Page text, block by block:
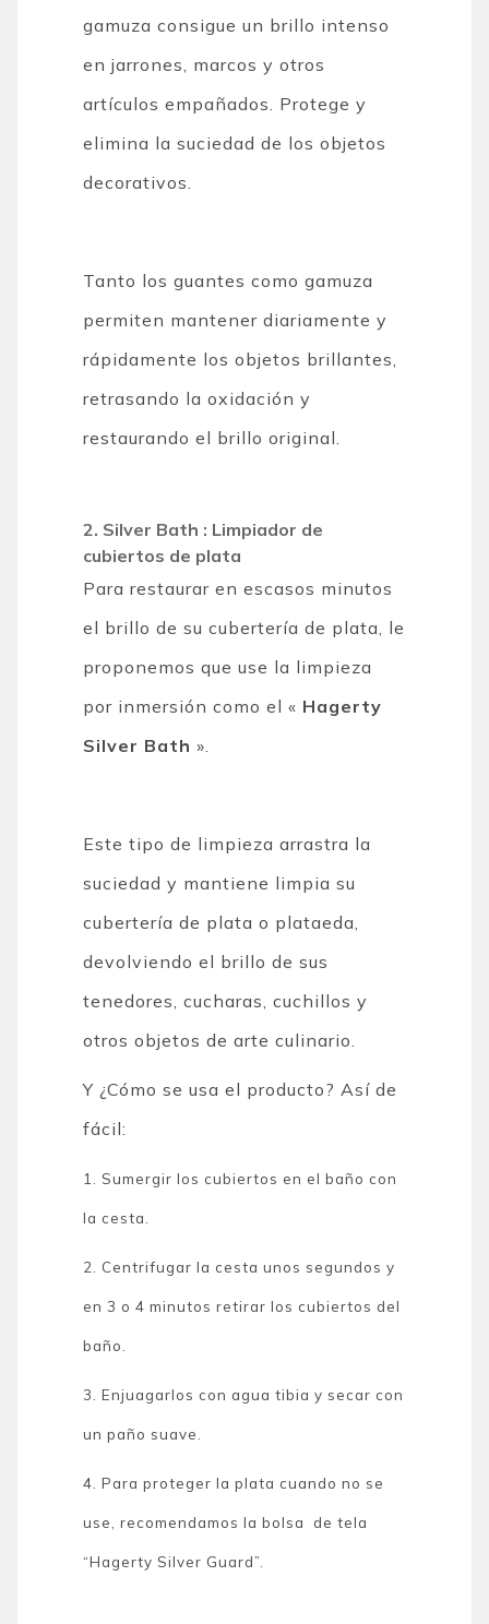
gamuza consigue un brillo intenso
en jarrones, marcos y otros
artículos empañados. Protege y
elimina la suciedad de los objetos
decorativos.
Tanto los guantes como gamuza
permiten mantener diariamente y
rápidamente los objetos brillantes,
retrasando la oxidación y
restaurando el brillo original.
2. Silver Bath : Limpiador de
cubiertos de plata
Para restaurar en escasos minutos
el brillo de su cubertería de plata, le
proponemos que use la limpieza
por inmersión como el « Hagerty
Silver Bath ».
Este tipo de limpieza arrastra la
suciedad y mantiene limpia su
cubertería de plata o plataeda,
devolviendo el brillo de sus
tenedores, cucharas, cuchillos y
otros objetos de arte culinario.
Y ¿Cómo se usa el producto? Así de
fácil:
1. Sumergir los cubiertos en el baño con
la cesta.
2. Centrifugar la cesta unos segundos y
en 3 o 4 minutos retirar los cubiertos del
baño.
3. Enjuagarlos con agua tibia y secar con
un paño suave.
4. Para proteger la plata cuando no se
use, recomendamos la bolsa de tela
“Hagerty Silver Guard”.